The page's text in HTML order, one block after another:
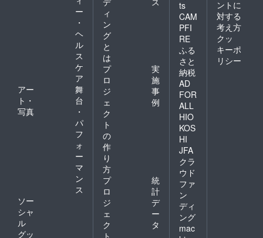
ー
・
ヘ
ル
ス
ケ
ア
アー
ト・
写真
舞
台
・
パ
フ
ォ
ー
マ
ン
ス
ソー
シャ
ル
グッ
ィ
ン
グ
と
は
プ
ロ
ジ
ェ
ク
ト
の
作
り
方
実
施
事
例
プ
ロ
ジ
ェ
ク
統
計
デ
ー
タ
ts
CAM
PFI
RE
ふる
さと
納税
AD
FOR
ALL
HIO
KOS
HI
JFA
クラ
ウド
ファ
ン
ディ
ング
mac
ントに
対する
考え方
クッ
キーポ
リシー